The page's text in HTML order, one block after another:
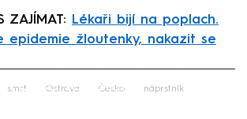
ZAJÍMAT: Lékaři bijí na poplach.
epidemie žloutenky, nakazit se
Failed to fetch
smrt Ostrava Česko náprstník